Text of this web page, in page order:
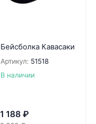
Бейсболка Кавасаки
Артикул: 51518
В наличии
1 188 ₽